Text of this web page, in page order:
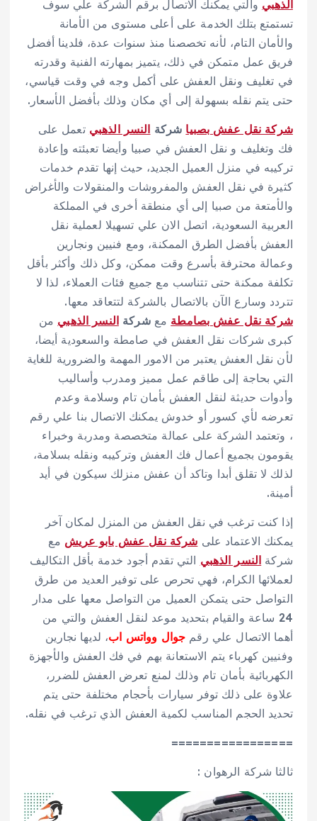
الذهبي والتي يمكنك الاتصال برقم الشركة علي سوف
تستمتع بتلك الخدمة على أعلى مستوى من الأمانة
والأمان التام، لأنه تخصصنا منذ سنوات عدة، فلدينا أفضل
فريق عمل متمكن في ذلك، يتميز بمهارته الفنية وقدرته
في تغليف ونقل العفش على أكمل وجه في وقت قياسي،
حتى يتم نقله بسهولة إلى أي مكان وذلك بأفضل الأسعار.
شركة نقل عفش بصبيا شركة النسر الذهبي تعمل على
فك وتغليف و نقل العفش في صبيا وأيضا تعبئته وإعادة
تركيبه في منزل العميل الجديد، حيث إنها تقدم خدمات
كثيرة في نقل العفش والمفروشات والمنقولات والأغراض
والأمتعة من صبيا إلى أي منطقة أخرى في المملكة
العربية السعودية، اتصل الان علي تسهيلا لعملية نقل
العفش بأفضل الطرق الممكنة، ومع فنيين ونجارين
وعمالة محترفة بأسرع وقت ممكن، وكل ذلك وأكثر بأقل
تكلفة ممكنة حتى تتناسب مع جميع فئات العملاء، لذا لا
تتردد وسارع الآن بالاتصال بالشركة لتتعاقد معها.
شركة نقل عفش بصامطة مع شركةالنسر الذهبي من
كبرى شركات نقل العفش في صامطة والسعودية أيضا،
لأن نقل العفش يعتبر من الامور المهمة والضرورية للغاية
التي بحاجة إلى طاقم عمل مميز ومدرب وأساليب
وأدوات حديثة لنقل العفش بأمان تام وسلامة وعدم
تعرضه لأي كسور أو خدوش يمكنك الاتصال بنا علي رقم
، وتعتمد الشركة على عمالة متخصصة ومدربة وخبراء
يقومون بجميع أعمال فك العفش وتركيبه ونقله بسلامة،
لذلك لا تقلق أبدا وتاكد أن عفش منزلك سيكون في أيد
أمينة.
إذا كنت ترغب في نقل العفش من المنزل لمكان آخر
يمكنك الاعتماد على شركة نقل عفش بابو عريش مع
شركة النسر الذهبي التي تقدم أجود خدمة بأقل التكاليف
لعملائها الكرام، فهي تحرص على توفير العديد من طرق
التواصل حتى يتمكن العميل من التواصل معها على مدار
24 ساعة والقيام بتحديد موعد لنقل العفش والتي من
أهما الاتصال علي رقم جوال وواتس اب، لديها نجارين
وفنيين كهرباء يتم الاستعانة بهم في فك العفش والأجهزة
الكهربائية بأمان تام وذلك لمنع تعرض العفش للضرر،
علاوة على ذلك توفر سيارات بأحجام مختلفة حتى يتم
تحديد الحجم المناسب لكمية العفش الذي ترغب في نقله.
=================
ثالثا شركة الرهوان :